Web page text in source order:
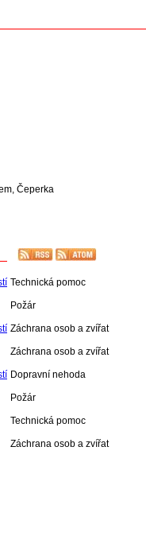
Čeperka
Technická pomoc
Požár
Záchrana osob a zvířat
Záchrana osob a zvířat
Dopravní nehoda
Požár
Technická pomoc
Záchrana osob a zvířat